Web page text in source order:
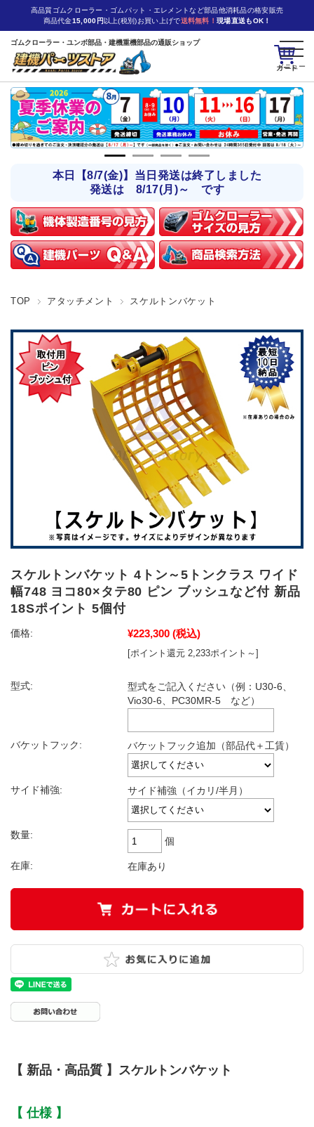
カート
高品質ゴムクローラー・ゴムパット・エレメントなど部品他消耗品の格安販売
商品代金15,000円 以上(税別)お買い上げで送料無料！ 現場直送もOK！
ゴムクローラー・ユンボ部品・建機重機部品の通販ショップ
本日【8/7(金)】当日発送は終了しました
発送は 8/17(月)～ です
TOP アタッチメント スケルトンバケット
スケルトンバケット 4トン～5トンクラス ワイド
幅748 ヨコ80×タテ80 ピン ブッシュなど付 新品
18Sポイント 5個付
価格: ¥223,300 (税込)
[ポイント還元 2,233ポイント～]
型式:
型式をご記入ください（例：U30-6、
Vio30-6、PC30MR-5 など）
バケットフック: バケットフック追加（部品代＋工賃）
サイド補強: サイド補強（イカリ/半月）
数量:
個
在庫: 在庫あり
【 新品・高品質 】スケルトンバケット
【 仕様 】